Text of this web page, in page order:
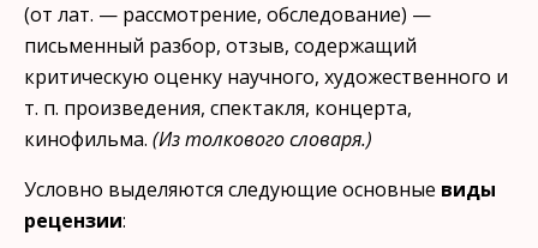
(от лат. — рассмотрение, обследование) —
письменный разбор, отзыв, содержащий
критическую оценку науч­ного, художественного и
т. п. произведения, спектакля, концерта,
кинофильма. (Из толкового словаря.)
Условно выделяются следующие основные виды
рецензии: